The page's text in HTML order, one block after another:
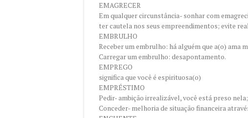
EMAGRECER
Em qualquer circunstância- sonhar com
ter cautela nos seus empreendimentos; evite
EMBRULHO
Receber um embrulho: há alguém que a(o) ama
Carregar um embrulho: desapontamento.
EMPREGO
significa que você é espirituosa(o)
EMPRÉSTIMO
Pedir- ambição irrealizável, você está preso
Conceder- melhoria de situação financeira